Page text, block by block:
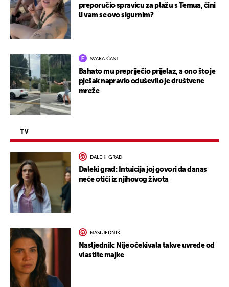
preporučio spravicu za plažu s Temua, čini
li vam se ovo sigurnim?
SVAKA ČAST
Bahato mu prepriječio prijelaz, a ono što je
pješak napravio oduševilo je društvene
mreže
TV
DALEKI GRAD
Daleki grad: Intuicija joj govori da danas
neće otići iz njihovog života
NASLJEDNIK
Nasljednik: Nije očekivala takve uvrede od
vlastite majke